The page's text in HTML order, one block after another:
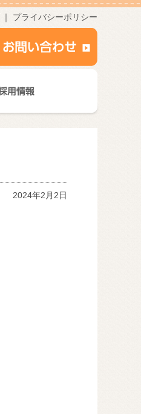
｜ プライバシーポリシー
2024年2月2日